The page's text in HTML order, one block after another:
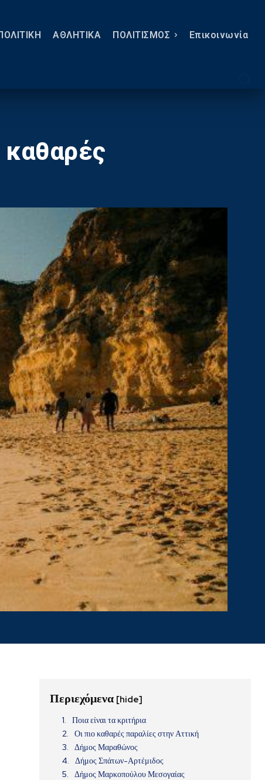
ΑΘΛΗΤΙΚΑ ΠΟΛΙΤΙΣΜΟΣ Eπικοινωνία
καθαρές
Περιεχόμενα [hide]
Ποια είναι τα κριτήρια
Οι πιο καθαρές παραλίες στην Αττική
Δήμος Μαραθώνος
Δήμος Σπάτων-Αρτέμιδος
Δήμος Μαρκοπούλου Μεσογαίας